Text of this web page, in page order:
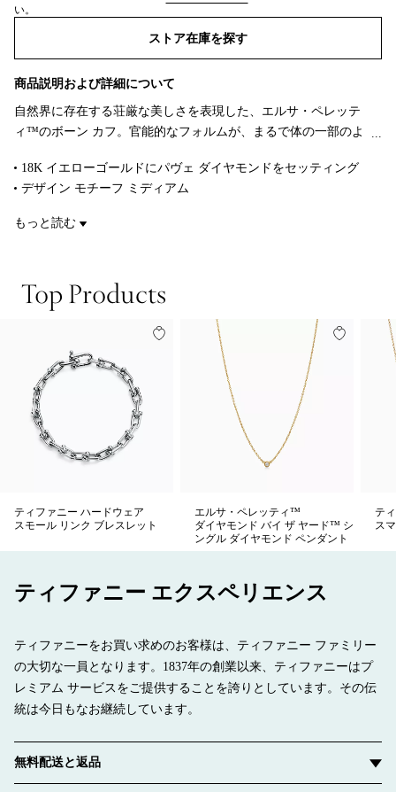
い。
ストア在庫を探す​​
商品説明および詳細について
自然界に存在する荘厳な美しさを表現した、エルサ・ペレッテ
ィ™のボーン カフ。官能的なフォルムが、まるで体の一部のよ
引き出した、気軽に身に着けて楽しめるこの画期的なデザイン
は、1970年代に初めて発表されました。左手首に馴染むように
形作られ、煌めくパヴェ ダイヤモンドがあしらわれたこの18K
18K イエローゴールドにパヴェ ダイヤモンドをセッティング
デザイン モチーフ ミディアム
左手用
一つもしくはペアで着用できるデザイン
Original designs by the Nando and Elsa Peretti Foundation
もっと読む
Top Products
ティファニー ハードウェア
スモール リンク ブレスレット
エルサ・ペレッティ™
ダイヤモンド バイ ザ ヤード™ シ
ングル ダイヤモンド ペンダント
テ
ス
ティファニー エクスペリエンス
ティファニーをお買い求めのお客様は、ティファニー ファミリー
の大切な一員となります。1837年の創業以来、ティファニーはプ
レミアム サービスをご提供することを誇りとしています。その伝
統は今日もなお継続しています。
無料配送と返品